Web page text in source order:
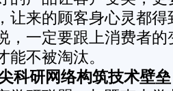
让来的顾客身心灵都
，一定要跟上消费者
能不被淘汰。
科研网络构筑技术壁垒